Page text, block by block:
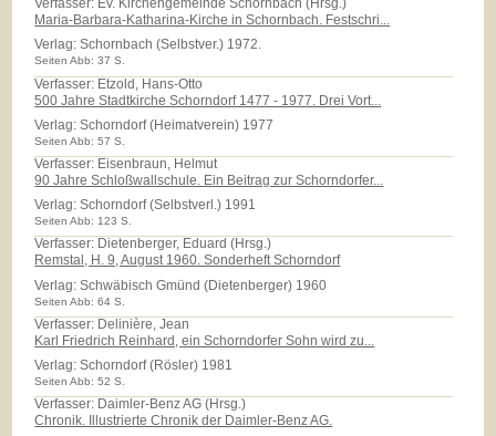
Verfasser: Ev. Kirchengemeinde Schornbach (Hrsg.)
Maria-Barbara-Katharina-Kirche in Schornbach. Festschri...
Verlag:Schornbach (Selbstver.) 1972.
Seiten Abb: 37 S.
Verfasser: Etzold, Hans-Otto
500 Jahre Stadtkirche Schorndorf 1477 - 1977. Drei Vort...
Verlag:Schorndorf (Heimatverein) 1977
Seiten Abb: 57 S.
Verfasser: Eisenbraun, Helmut
90 Jahre Schloßwallschule. Ein Beitrag zur Schorndorfer...
Verlag:Schorndorf (Selbstverl.) 1991
Seiten Abb: 123 S.
Verfasser: Dietenberger, Eduard (Hrsg.)
Remstal, H. 9, August 1960. Sonderheft Schorndorf
Verlag:Schwäbisch Gmünd (Dietenberger) 1960
Seiten Abb: 64 S.
Verfasser: Delinière, Jean
Karl Friedrich Reinhard, ein Schorndorfer Sohn wird zu...
Verlag:Schorndorf (Rösler) 1981
Seiten Abb: 52 S.
Verfasser: Daimler-Benz AG (Hrsg.)
Chronik. Illustrierte Chronik der Daimler-Benz AG.